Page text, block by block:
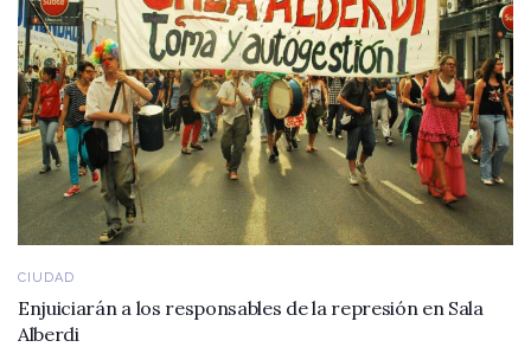
CIUDAD
Enjuiciarán a los responsables de la represión en Sala
Alberdi